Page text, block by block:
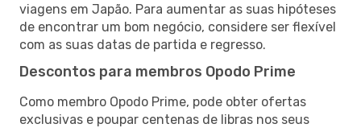
viagens em Japão. Para aumentar as suas hipóteses
de encontrar um bom negócio, considere ser flexível
com as suas datas de partida e regresso.
Descontos para membros Opodo Prime
Como membro Opodo Prime, pode obter ofertas
exclusivas e poupar centenas de libras nos seus